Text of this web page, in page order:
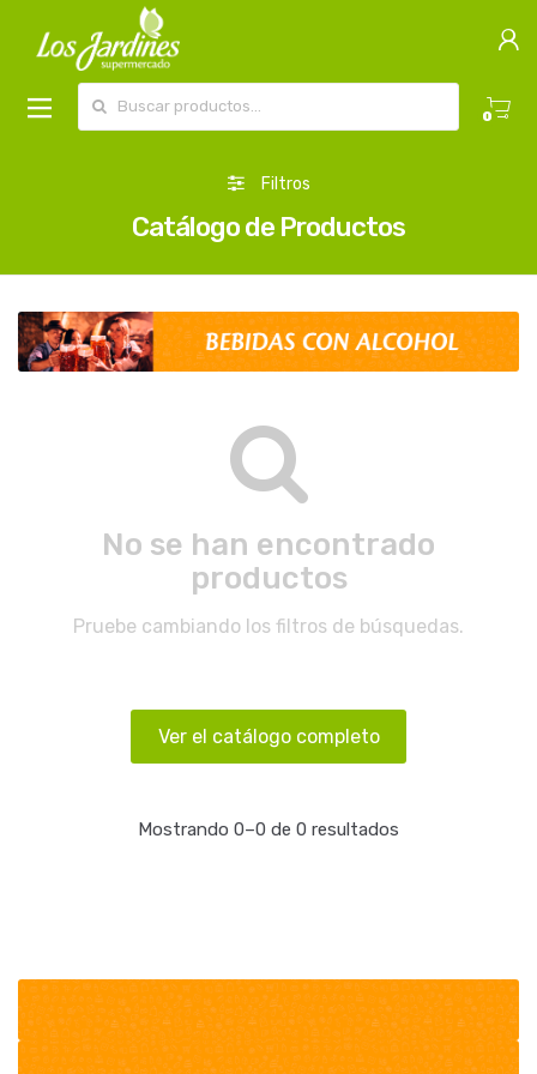
0
Filtros
Catálogo de Productos
No se han encontrado
productos
Pruebe cambiando los filtros de búsquedas.
Ver el catálogo completo
Mostrando 0–0 de 0 resultados